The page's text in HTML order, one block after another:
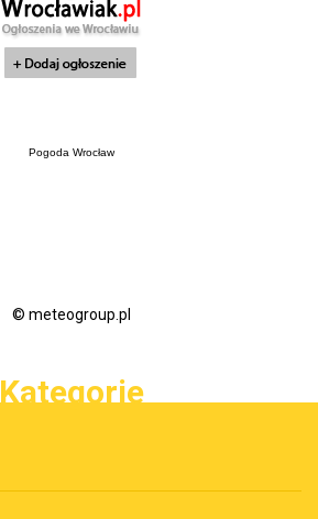
Pogoda Wrocław
© meteogroup.pl
Kategorie